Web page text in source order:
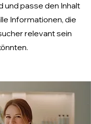
und passe den Inhalt
Informationen, die
relevant sein